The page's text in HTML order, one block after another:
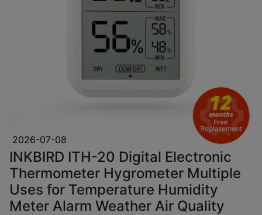
2026-07-08
INKBIRD ITH-20 Digital Electronic
Thermometer Hygrometer Multiple
Uses for Temperature Humidity
Meter Alarm Weather Air Quality